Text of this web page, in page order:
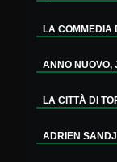
LA COMMEDIA
ANNO NUOVO,
LA CITTÀ DI
ADRIEN